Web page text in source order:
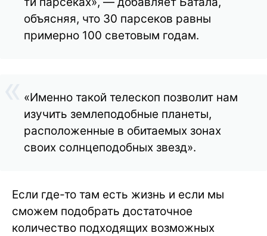
объясняя, что 30 парсеков равны
примерно 100 световым годам.
«Именно такой телескоп позволит нам
изучить землеподобные планеты,
расположенные в обитаемых зонах
своих солнцеподобных звезд».
Если где-то там есть жизнь и если мы
сможем подобрать достаточное
количество подходящих возможных